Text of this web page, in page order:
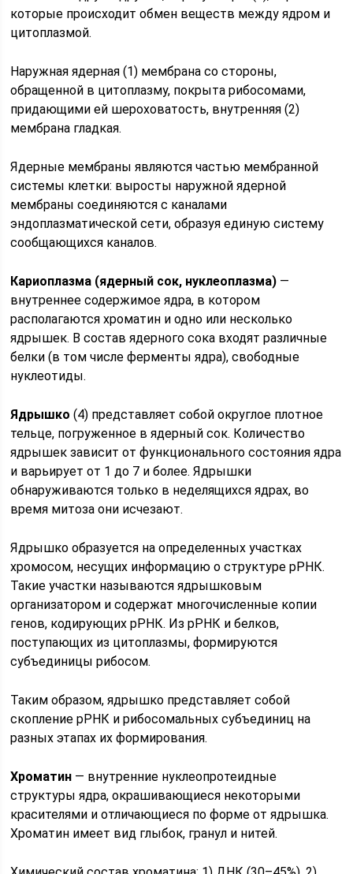
которые происходит обмен веществ между ядром и
цитоплазмой.
Наружная ядерная (1) мембрана со стороны,
обращенной в цитоплазму, покрыта рибосомами,
придающими ей шероховатость, внутренняя (2)
мембрана гладкая.
Ядерные мембраны являются частью мембранной
системы клетки: выросты наружной ядерной
мембраны соединяются с каналами
эндоплазматической сети, образуя единую систему
сообщающихся каналов.
Кариоплазма (ядерный сок, нуклеоплазма) —
внутреннее содержимое ядра, в котором
располагаются хроматин и одно или несколько
ядрышек. В состав ядерного сока входят различные
белки (в том числе ферменты ядра), свободные
нуклеотиды.
Ядрышко (4) представляет собой округлое плотное
тельце, погруженное в ядерный сок. Количество
ядрышек зависит от функционального состояния ядра
и варьирует от 1 до 7 и более. Ядрышки
обнаруживаются только в неделящихся ядрах, во
время митоза они исчезают.
Ядрышко образуется на определенных участках
хромосом, несущих информацию о структуре рРНК.
Такие участки называются ядрышковым
организатором и содержат многочисленные копии
генов, кодирующих рРНК. Из рРНК и белков,
поступающих из цитоплазмы, формируются
субъединицы рибосом.
Таким образом, ядрышко представляет собой
скопление рРНК и рибосомальных субъединиц на
разных этапах их формирования.
Хроматин — внутренние нуклеопротеидные
структуры ядра, окрашивающиеся некоторыми
красителями и отличающиеся по форме от ядрышка.
Хроматин имеет вид глыбок, гранул и нитей.